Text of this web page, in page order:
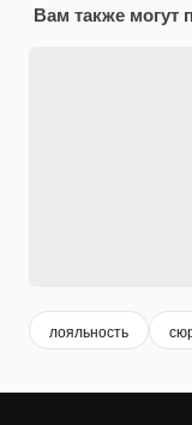
Вам также могут
лояльность